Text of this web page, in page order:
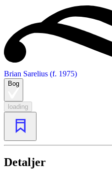
Brian Sarelius (f. 1975)
Bog
loading
Detaljer